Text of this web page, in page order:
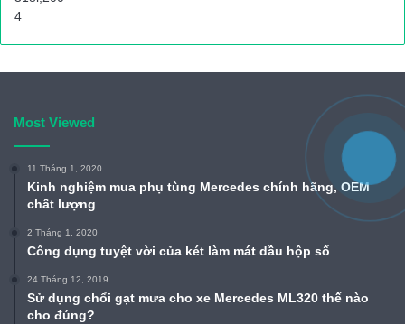
Most Viewed
11 Tháng 1, 2020
Kinh nghiệm mua phụ tùng Mercedes chính hãng, OEM
chất lượng
2 Tháng 1, 2020
Công dụng tuyệt vời của két làm mát dầu hộp số
24 Tháng 12, 2019
Sử dụng chổi gạt mưa cho xe Mercedes ML320 thế nào
cho đúng?